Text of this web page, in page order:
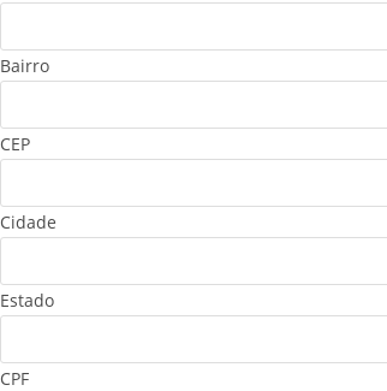
Bairro
CEP
Cidade
Estado
CPF